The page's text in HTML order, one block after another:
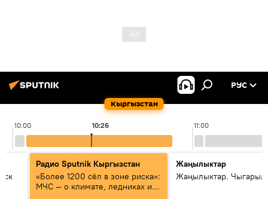
Кыргызстан
РУС
10:00 11:00
10:26
Радио Sputnik Кыргызстан
«Более 1200 сёл в зоне риска»:
МЧС — о климате, ледниках и
Жаңылыктар
Жаңылыктар.